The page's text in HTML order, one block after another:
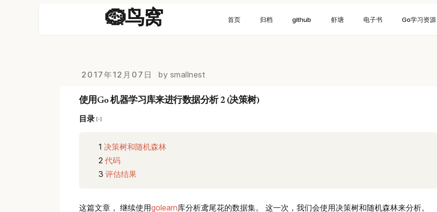
🪹鸟窝 首页 归档 github 虾塘 电子书 Go学习资源
2017年12月07日 by smallnest
使用Go 机器学习库来进行数据分析 2 (决策树)
目录 [−]
决策树和随机森林
代码
评估结果
这篇文章， 继续使用golearn库分析鸢尾花的数据集。 这一次，我们会使用决策树和随机森林来分析。